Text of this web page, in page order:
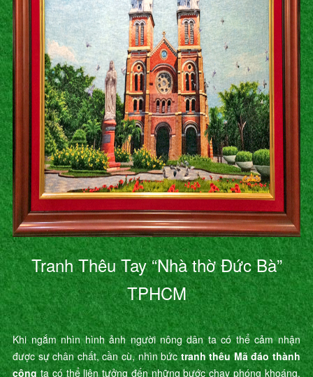
Tranh Thêu Tay “Nhà thờ Đức Bà”
TPHCM
Khi ngắm nhìn hình ảnh người nông dân ta có thể cảm nhận
được sự chân chất, cần cù, nhìn bứctranh thêu Mã đáo thành
côngta có thể liên tưởng đến những bước chạy phóng khoáng,